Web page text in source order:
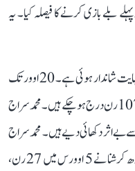
بلے بازی کرنے کا فیصلہ کیا۔ یہ
اس وارم اَپ میچ میں ایس ایل سی الیون کی ابتدا نہایت شاندار ہوئی ہے۔ 20 اوور تک
اس ٹیم کا ایک بھی وکٹ نہیں گرا ہے اور بورڈ پر 107 رن درج ہو چکے ہیں۔ محمد سراج
بے اثر دکھائی دیے ہیں۔ محمد سراج
نے 5 اوورس میں 14 رن دیے ہیں، جبکہ پرسدھ کرشنا نے 5 اوورس میں 27 رن،